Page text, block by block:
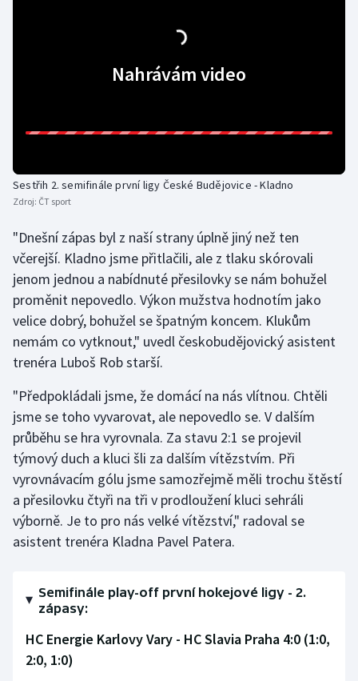
Nahrávám video
Sestřih 2. semifinále první ligy České Budějovice - Kladno
Zdroj: ČT sport
"Dnešní zápas byl z naší strany úplně jiný než ten
včerejší. Kladno jsme přitlačili, ale z tlaku skórovali
jenom jednou a nabídnuté přesilovky se nám bohužel
proměnit nepovedlo. Výkon mužstva hodnotím jako
velice dobrý, bohužel se špatným koncem. Klukům
nemám co vytknout," uvedl českobudějovický asistent
trenéra Luboš Rob starší.
"Předpokládali jsme, že domácí na nás vlítnou. Chtěli
jsme se toho vyvarovat, ale nepovedlo se. V dalším
průběhu se hra vyrovnala. Za stavu 2:1 se projevil
týmový duch a kluci šli za dalším vítězstvím. Při
vyrovnávacím gólu jsme samozřejmě měli trochu štěstí
a přesilovku čtyři na tři v prodloužení kluci sehráli
výborně. Je to pro nás velké vítězství," radoval se
asistent trenéra Kladna Pavel Patera.
Semifinále play-off první hokejové ligy - 2.
zápasy:
HC Energie Karlovy Vary - HC Slavia Praha 4:0 (1:0,
2:0, 1:0)